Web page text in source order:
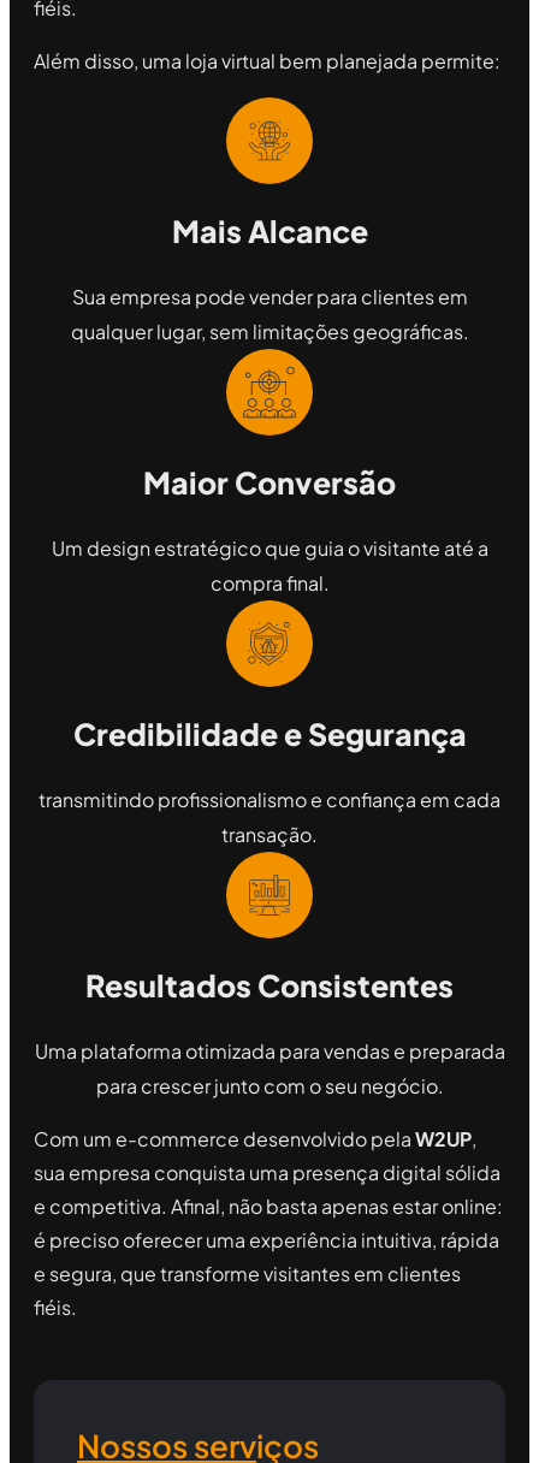
Nossos serviços
fiéis.
Além disso, uma loja virtual bem planejada permite:
Mais Alcance
Sua empresa pode vender para clientes em
qualquer lugar, sem limitações geográficas.
Maior Conversão
Um design estratégico que guia o visitante até a
compra final.
Credibilidade e Segurança
transmitindo profissionalismo e confiança em cada
transação.
Resultados Consistentes
Uma plataforma otimizada para vendas e preparada
para crescer junto com o seu negócio.
Com um e-commerce desenvolvido pelaW2UP,
sua empresa conquista uma presença digital sólida
e competitiva. Afinal, não basta apenas estar online:
é preciso oferecer uma experiência intuitiva, rápida
e segura, que transforme visitantes em clientes
fiéis.